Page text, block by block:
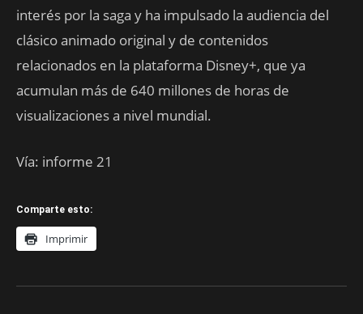
interés por la saga y ha impulsado la audiencia del
clásico animado original y de contenidos
relacionados en la plataforma Disney+, que ya
acumulan más de 640 millones de horas de
visualizaciones a nivel mundial.
Vía: informe 21
Comparte esto:
Imprimir